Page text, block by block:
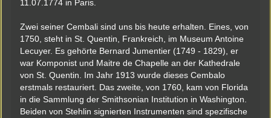
11.07.1774 in Paris.
Zwei seiner Cembali sind uns bis heute erhalten. Eines, von
1750, steht in St. Quentin, Frankreich, im Museum Antoine
Lecuyer. Es gehörte Bernard Jumentier (1749 - 1829), er
war Komponist und Maitre de Chapelle an der Kathedrale
von St. Quentin. Im Jahr 1913 wurde dieses Cembalo
erstmals restauriert. Das zweite, von 1760, kam von Florida
in die Sammlung der Smithsonian Institution in Washington.
Beiden von Stehlin signierten Instrumenten sind spezifische